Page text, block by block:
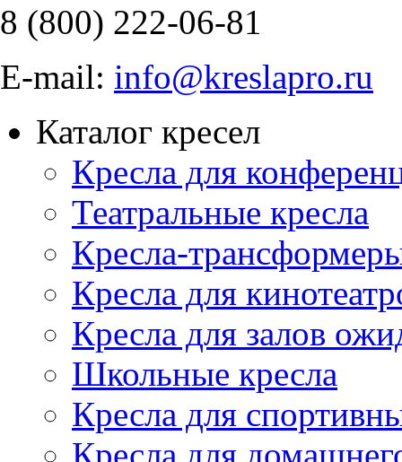
8 (800) 222-06-81
E-mail: info@kreslapro.ru
Каталог кресел
Кресла для
Театральные кресла
Кресла-
Кресла для
Кресла для залов
Школьные кресла
Кресла для